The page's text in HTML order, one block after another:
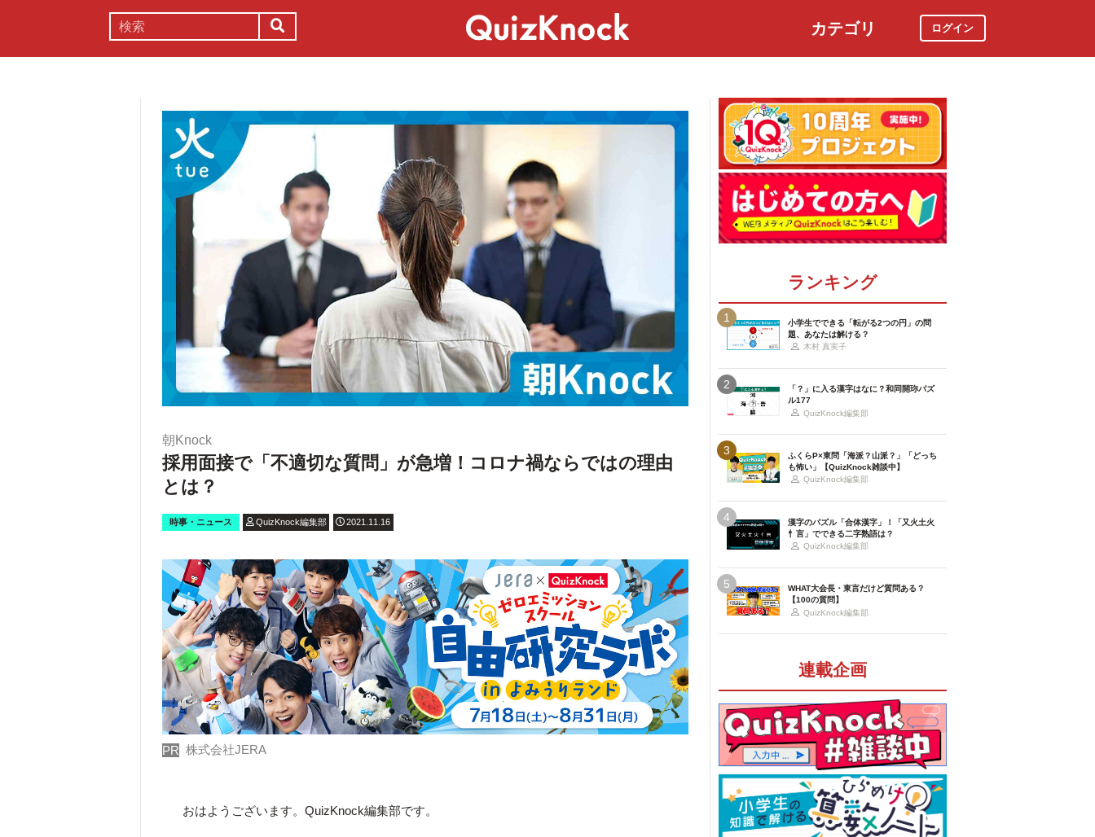
カテゴリ ログイン
朝Knock
採用面接で「不適切な質問」が急増！コロナ禍ならではの理由
とは？
時事・ニュース QuizKnock編集部 2021.11.16
PR 株式会社JERA
おはようございます。QuizKnock編集部です。
ランキング
1
小学生でできる「転がる2つの円」の問
題、あなたは解ける？
木村 真実子
2
「？」に入る漢字はなに？和同開珎パズ
ル177
QuizKnock編集部
3
ふくらP×東問「海派？山派？」「どっち
も怖い」【QuizKnock雑談中】
QuizKnock編集部
4
漢字のパズル「合体漢字」！「又火土火
忄言」でできる二字熟語は？
QuizKnock編集部
5
WHAT大会長・東言だけど質問ある？
【100の質問】
QuizKnock編集部
連載企画